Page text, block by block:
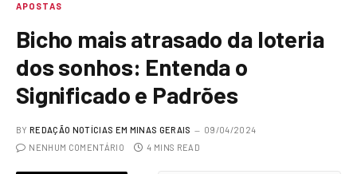
APOSTAS
Bicho mais atrasado da loteria
dos sonhos: Entenda o
Significado e Padrões
BY REDAÇÃO NOTÍCIAS EM MINAS GERAIS
09/04/2024
NENHUM COMENTÁRIO
4 MINS READ